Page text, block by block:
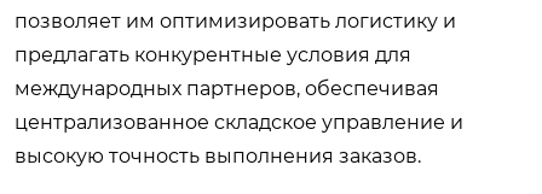
позволяет им оптимизировать логистику и
предлагать конкурентные условия для
международных партнеров, обеспечивая
централизованное складское управление и
высокую точность выполнения заказов.